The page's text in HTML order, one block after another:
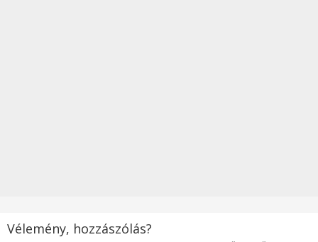
Vélemény, hozzászólás?